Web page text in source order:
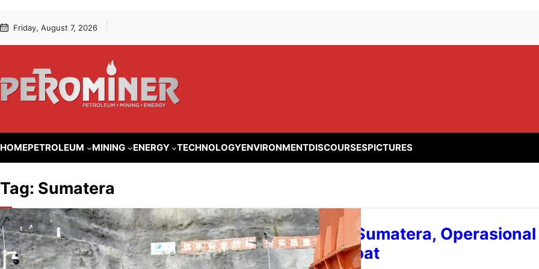
ke
to Friday, August 7, 2026
HOMEPETROLEUM MINING ENERGY TECHNOLOGYENVIRONMENTDISCOURSESPICTURES
Tag: Sumatera
ENERGY
Atasi Krisis Listrik di Sumatera, Operasional
Batang Toru Dipercepat